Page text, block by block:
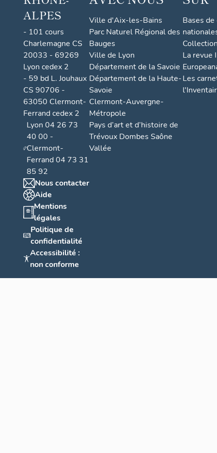
ALPES
- 101 cours
Charlemagne CS
20033 - 69269
Lyon cedex 2
- 59 bd L. Jouhaux
CS 90706 -
63050 Clermont-
Ferrand cedex 2
Lyon 04 26 73
40 00 -
Clermont-
Ferrand 04 73 31
85 92
Nous contacter
Aide
Mentions
légales
Politique de
confidentialité
Accessibilité :
non conforme
Ville d'Aix-les-Bains
Parc Naturel Régional des
Bauges
Ville de Lyon
Département de la Savoie
Département de la Haute-
Savoie
Clermont-Auvergne-
Métropole
Pays d’art et d’histoire de
Trévoux Dombes Saône
Vallée
Bases
La revue
Les